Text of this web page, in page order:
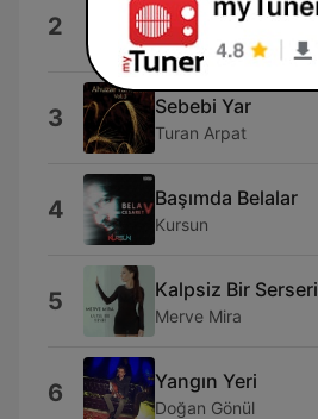
2 İki Tas Çorba
Mustafa Sandal
3 Sebebi Yar
Turan Arpat
4 Başımda Belalar
Kursun
5 Kalpsiz Bir Serseri
Merve Mira
6 Yangın Yeri
Doğan Gönül